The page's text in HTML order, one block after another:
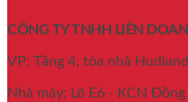
CÔNG TY TNHH LIÊN
VP: Tầng 4, tòa nhà
Nhà máy: Lô E6 - KCN